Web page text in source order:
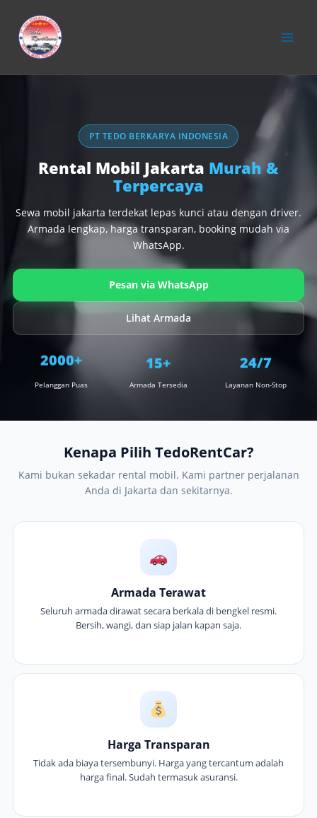
konten
PT TEDO BERKARYA INDONESIA
Rental Mobil Jakarta Murah &
Terpercaya
Sewa mobil jakarta terdekat lepas kunci atau dengan driver.
Armada lengkap, harga transparan, booking mudah via
WhatsApp.
Pesan via WhatsApp
Lihat Armada
2000+
Pelanggan Puas
15+
Armada Tersedia
24/7
Layanan Non-Stop
Kenapa Pilih TedoRentCar?
Kami bukan sekadar rental mobil. Kami partner perjalanan
Anda di Jakarta dan sekitarnya.
Armada Terawat
Seluruh armada dirawat secara berkala di bengkel resmi.
Bersih, wangi, dan siap jalan kapan saja.
Harga Transparan
Tidak ada biaya tersembunyi. Harga yang tercantum adalah
harga final. Sudah termasuk asuransi.